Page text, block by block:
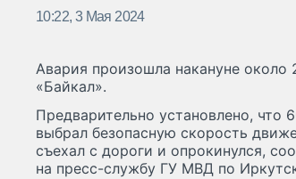
10:22, 3 Мая 2024
Авария произошла накануне
«Байкал».
Предварительно установлено, что
выбрал безопасную скорость
съехал с дороги и опрокинулся,
на пресс-службу ГУ МВД по